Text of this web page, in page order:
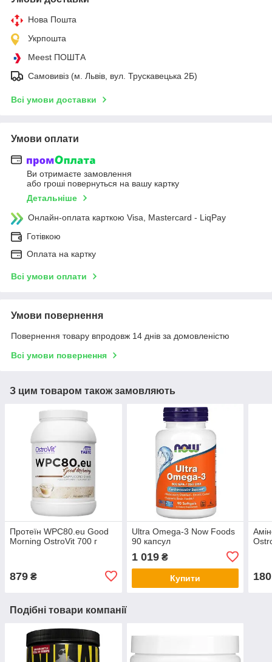
Нова Пошта
Укрпошта
Meest ПОШТА
Самовивіз (м. Львів, вул. Трускавецька 2Б)
Всі умови доставки
Умови оплати
Ви отримаєте замовлення
або гроші повернуться на вашу картку
Детальніше
Онлайн-оплата карткою Visa, Mastercard - LiqPay
Готівкою
Оплата на картку
Всі умови оплати
Умови повернення
Повернення товару впродовж 14 днів за домовленістю
Всі умови повернення
З цим товаром також замовляють
Протеїн WPC80.eu Good
Morning OstroVit 700 г
879 ₴
Ultra Omega-3 Now Foods
90 капсул
1 019₴
Купити 180
Подібні товари компанії